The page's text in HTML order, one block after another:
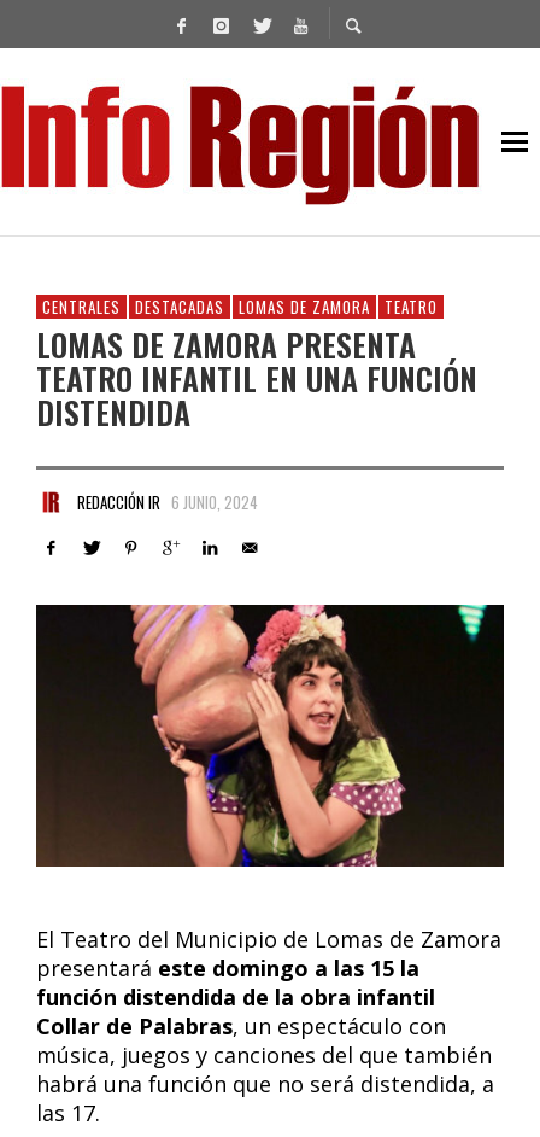
CENTRALES DESTACADAS LOMAS DE ZAMORA TEATRO
LOMAS DE ZAMORA PRESENTA
TEATRO INFANTIL EN UNA FUNCIÓN
DISTENDIDA
REDACCIÓN IR 6 JUNIO, 2024
El Teatro del Municipio de Lomas de Zamora
presentará este domingo a las 15 la
función distendida de la obra infantil
Collar de Palabras, un espectáculo con
música, juegos y canciones del que también
habrá una función que no será distendida, a
las 17.